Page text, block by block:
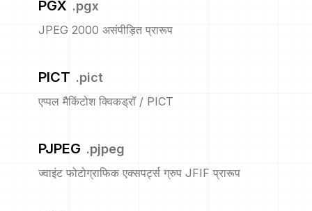
PGX .pgx
JPEG 2000 असंपीड़ित प्रारूप
PICT .pict
एप्पल मैकिंटोश क्विकड्रॉ / PICT
PJPEG .pjpeg
ज्वाइंट फोटोग्राफिक एक्सपर्ट्स ग्रुप JFIF प्रारूप